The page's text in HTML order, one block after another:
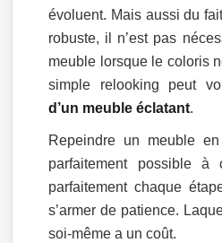
évoluent. Mais aussi du
robuste, il n’est pas
meuble lorsque le coloris
simple relooking peut
d’un meuble éclatant.
Repeindre un meuble
parfaitement possible à
parfaitement chaque
s’armer de patience.
soi-même a un coût.